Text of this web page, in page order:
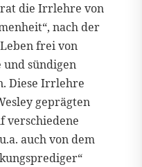
die Irrlehre von
nach der
frei von
sündigen
Diese Irrlehre
geprägten
verschiedene
auch von dem